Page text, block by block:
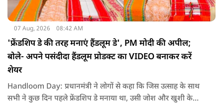
07 Aug, 2026 08:42 AM
'फ्रेंडशिप डे की तरह मनाएं हैंडलूम डे', PM मोदी की अपील;
बोले- अपने पसंदीदा हैंडलूम प्रोडक्ट का VIDEO बनाकर करें
शेयर
Handloom Day: प्रधानमंत्री ने लोगों से कहा कि जिस उत्साह के साथ
सभी ने कुछ दिन पहले फ्रेंडशिप डे मनाया था, उसी जोश और खुशी के